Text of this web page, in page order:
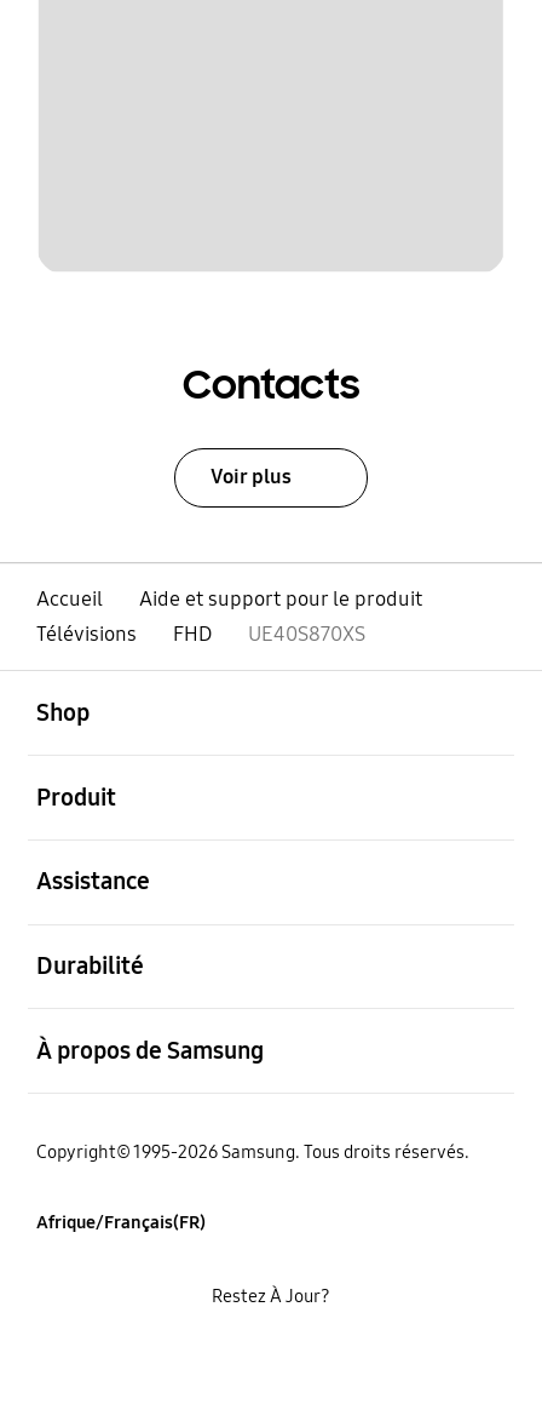
Contacts
Voir plus
Accueil
Aide et support pour le produit
Télévisions
FHD UE40S870XS
Shop
Produit
Assistance
Durabilité
À propos de Samsung
Copyright© 1995-2026 Samsung. Tous droits réservés.
Afrique/Français(FR)
Restez À Jour?